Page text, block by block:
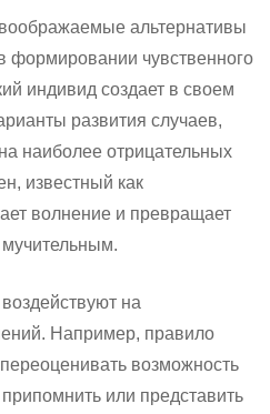
альтернативы
формировании чувственного
индивид создает в своем
развития случаев,
наиболее отрицательных
известный как
волнение и превращает
на
Например, правило
возможность
или представить